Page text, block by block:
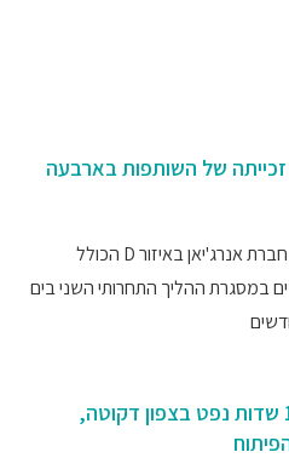
של השותפות בארבעה
השותפות זכתה יחד עם שותפתה חברת אנרג'יאן באיזור D הכולל
במסגרת ההליך התחרותי השני בים
הזדמנות ישראלית רכשה 10 שדות נפט בצפון דקוטה,